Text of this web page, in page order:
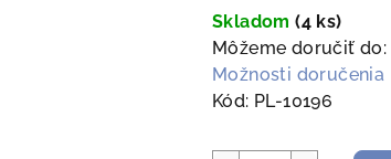
cena:
Skladom(4 ks)
Môžeme doručiť do:
Možnosti doručenia
Kód: PL-10196